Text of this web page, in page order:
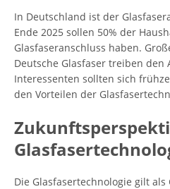
In Deutschland ist der
Ende 2025 sollen 50% der
Glasfaseranschluss haben.
Deutsche Glasfaser treiben den
Interessenten sollten sich
den Vorteilen der
Die Glasfasertechnologie gilt